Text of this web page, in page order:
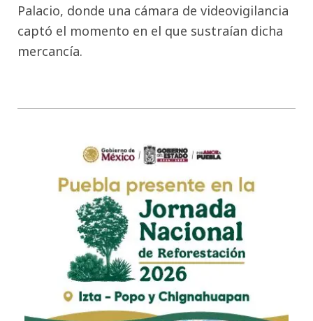
Palacio, donde una cámara de videovigilancia
captó el momento en el que sustraían dicha
mercancía.